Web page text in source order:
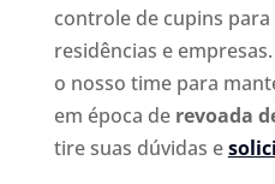
controle de cupins
residências e
o nosso time para
em época de revoada
tire suas dúvidas e